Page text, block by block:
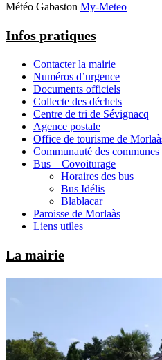
Météo Gabaston My-Meteo
Infos pratiques
Contacter la mairie
Numéros d’urgence
Documents officiels
Collecte des déchets
Centre de tri de Sévignacq
Agence postale
Office de tourisme de
Communauté des
Bus – Covoiturage
Horaires des bus
Bus Idélis
Blablacar
Paroisse de Morlaàs
Liens utiles
La mairie